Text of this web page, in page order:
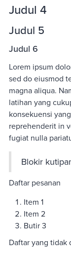
Judul 4
Judul 5
Judul 6
Lorem ipsum
sed do eiusmod
magna aliqua.
latihan yang
konsekuensi
reprehenderit in
fugiat nulla
Blokir
Daftar pesanan
Item 1
Item 2
Butir 3
Daftar yang tidak